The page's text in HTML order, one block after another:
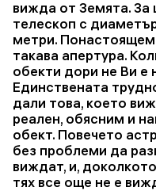
вижда от Земята.
телескоп с
метри.
такава апертура.
обекти дори не Ви е
Единствената
дали това, което
реален, обясним и
обект. Повечето
без проблеми да
виждат, и,
тях все още не е